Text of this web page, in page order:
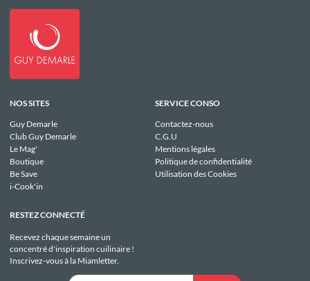
NOS SITES
Guy Demarle
Club Guy Demarle
Le Mag'
Boutique
Be Save
i-Cook'in
SERVICE CONSO
Contactez-nous
C.G.U
Mentions légales
Politique de confidentialité
Utilisation des Cookies
RESTEZ CONNECTÉ
Recevez chaque semaine un
concentré d'inspiration cuilinaire !
Inscrivez-vous à la Miamletter.